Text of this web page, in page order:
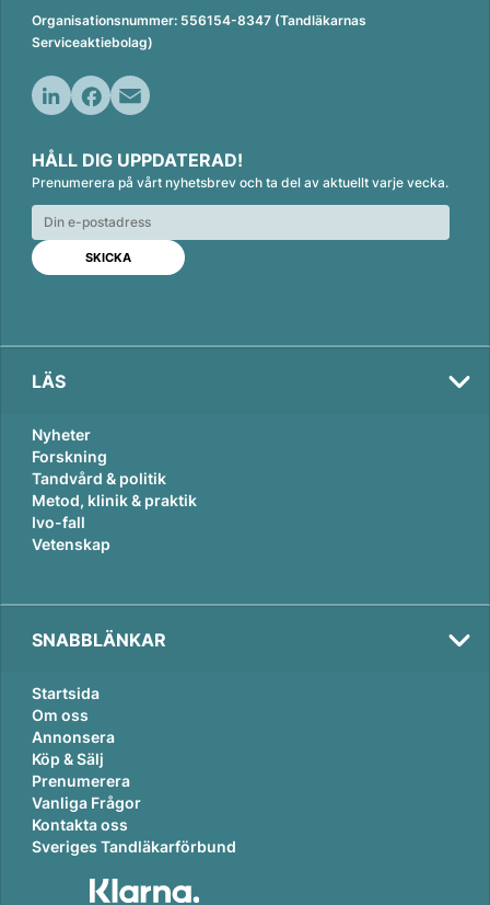
Organisationsnummer: 556154-8347 (Tandläkarnas
Serviceaktiebolag)
n
k
e
d
n
c
e
b
o
o
k
a
i
l
HÅLL DIG UPPDATERAD!
Prenumerera på vårt nyhetsbrev och ta del av aktuellt varje vecka.
LÄS
Nyheter
Forskning
Tandvård & politik
Metod, klinik & praktik
Ivo-fall
Vetenskap
SNABBLÄNKAR
Startsida
Om oss
Annonsera
Köp & Sälj
Prenumerera
Vanliga Frågor
Kontakta oss
Sveriges Tandläkarförbund